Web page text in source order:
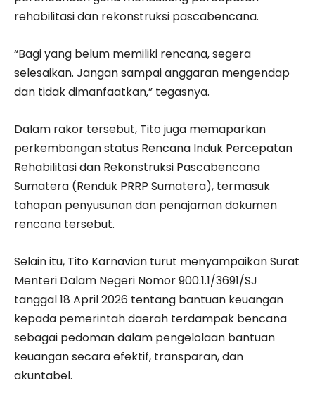
rehabilitasi dan rekonstruksi pascabencana.
“Bagi yang belum memiliki rencana, segera
selesaikan. Jangan sampai anggaran mengendap
dan tidak dimanfaatkan,” tegasnya.
Dalam rakor tersebut, Tito juga memaparkan
perkembangan status Rencana Induk Percepatan
Rehabilitasi dan Rekonstruksi Pascabencana
Sumatera (Renduk PRRP Sumatera), termasuk
tahapan penyusunan dan penajaman dokumen
rencana tersebut.
Selain itu, Tito Karnavian turut menyampaikan Surat
Menteri Dalam Negeri Nomor 900.1.1/3691/SJ
tanggal 18 April 2026 tentang bantuan keuangan
kepada pemerintah daerah terdampak bencana
sebagai pedoman dalam pengelolaan bantuan
keuangan secara efektif, transparan, dan
akuntabel.